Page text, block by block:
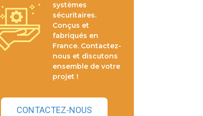
systèmes
sécuritaires.
Conçus et
fabriqués en
France. Contactez-
nous et discutons
ensemble de votre
projet !
CONTACTEZ-NOUS